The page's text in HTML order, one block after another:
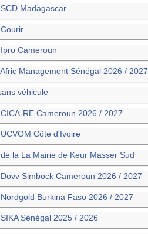
Madagascar
Cameroun
Management Sénégal 2026 / 2027
véhicule
RE Cameroun 2026 / 2027
Côte d'Ivoire
la La Mairie de Keur Masser Sud
Simbock Cameroun 2026 / 2027
Burkina Faso 2026 / 2027
Sénégal 2025 / 2026